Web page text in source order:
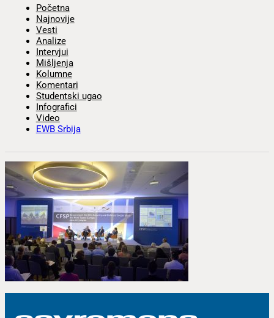
Početna
Najnovije
Vesti
Analize
Intervjui
Mišljenja
Kolumne
Komentari
Studentski ugao
Infografici
Video
EWB Srbija